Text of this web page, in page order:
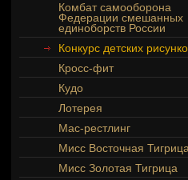
Комбат самооборона
Федерации смешанных
единоборств России
Конкурс детских
Кросс-фит
Кудо
Лотерея
Мас-рестлинг
Мисс Восточная Тигрица
Мисс Золотая Тигрица